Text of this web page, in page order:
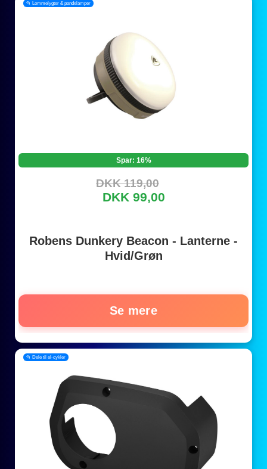
📂 Lommelygter & pandelamper
Spar: 16%
DKK 119,00
DKK 99,00
Robens Dunkery Beacon - Lanterne -
Hvid/Grøn
Se mere
📂 Dele til el-cykler